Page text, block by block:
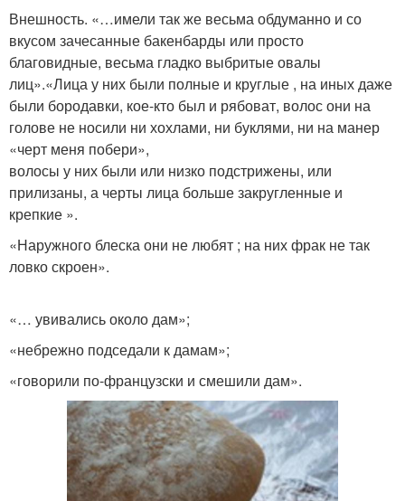
Внешность. «…имели так же весьма обдуманно и со
вкусом зачесанные бакенбарды или просто
благовидные, весьма гладко выбритые овалы
лиц».«Лица у них были полные и круглые , на иных даже
были бородавки, кое-кто был и рябоват, волос они на
голове не носили ни хохлами, ни буклями, ни на манер
«черт меня побери»,
волосы у них были или низко подстрижены, или
прилизаны, а черты лица больше закругленные и
крепкие ».
«Наружного блеска они не любят ; на них фрак не так
ловко скроен».
«… увивались около дам»;
«небрежно подседали к дамам»;
«говорили по-французски и смешили дам».